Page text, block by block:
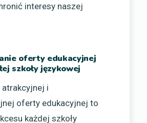
interesy naszej
oferty edukacyjnej
szkoły językowej
i
oferty edukacyjnej to
każdej szkoły